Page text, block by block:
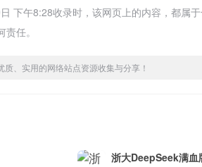
下午8:28收录时，该网页上的内容，都属
任。
质、实用的网络站点资源收集与分享！
浙大DeepSeek满血